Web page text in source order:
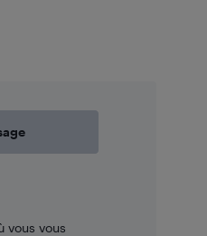
vous vous